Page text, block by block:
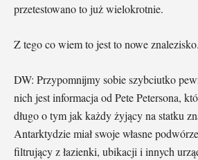
przetestowano to już wielokrotnie.
Z tego co wiem to jest to nowe znalezisko.
DW: Przypomnijmy sobie szybciutko
nich jest informacja od Pete Petersona,
długo o tym jak każdy żyjący na statku
Antarktydzie miał swoje własne
filtrujący z łazienki, ubikacji i innych